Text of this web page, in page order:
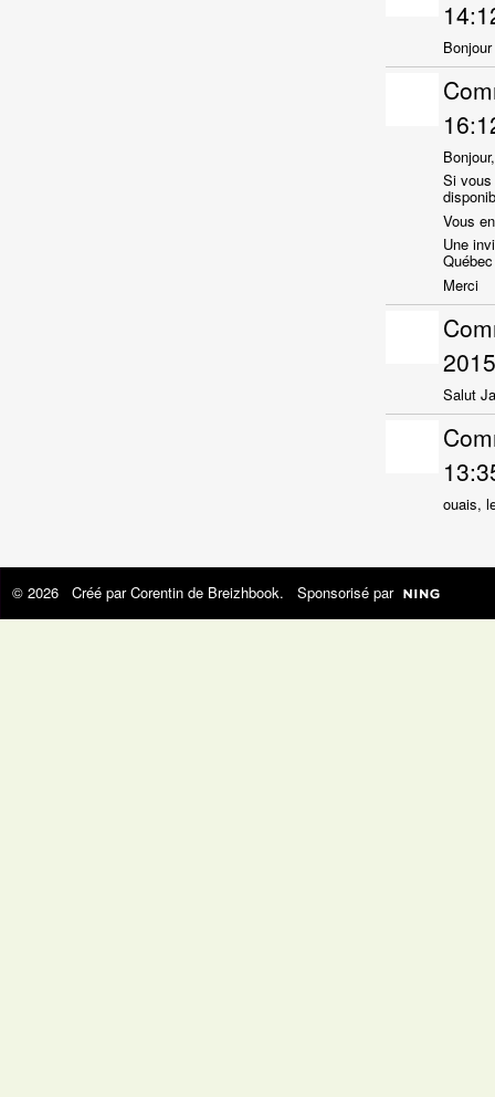
Bonjour,
Si
Vous
Une
Merci
Salut
ouais,
© 2026 Créé parCorentin de Breizhbook. Sponsorisé par